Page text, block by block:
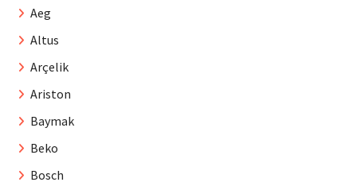
Aeg
Altus
Arçelik
Ariston
Baymak
Beko
Bosch